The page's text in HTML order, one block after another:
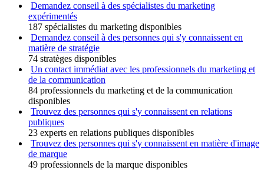
Demandez conseil à des spécialistes du marketing
expérimentés
187 spécialistes du marketing disponibles
Demandez conseil à des personnes qui s'y connaissent en
matière de stratégie
74 stratèges disponibles
Un contact immédiat avec les professionnels du marketing et
de la communication
84 professionnels du marketing et de la communication
disponibles
Trouvez des personnes qui s'y connaissent en relations
publiques
23 experts en relations publiques disponibles
Trouvez des personnes qui s'y connaissent en matière d'image
de marque
49 professionnels de la marque disponibles